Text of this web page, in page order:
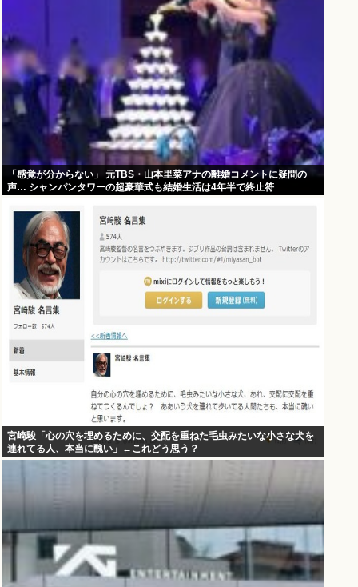
「感覚が分からない」 元TBS・山本里菜アナの離婚コメントに疑問の
声… シャンパンタワーの超豪華式も結婚生活は4年半で終止符
宮崎駿「心の穴を埋めるために、交配を重ねた毛虫みたいな小さな犬を
連れてる人、本当に醜い」←これどう思う？